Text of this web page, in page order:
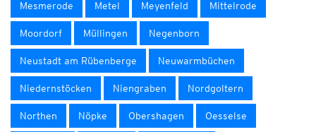
Mesmerode Metel Meyenfeld Mittelrode
Moordorf Müllingen Negenborn
Neustadt am Rübenberge Neuwarmbüchen
Niedernstöcken Niengraben Nordgoltern
Northen Nöpke Obershagen Oesselse